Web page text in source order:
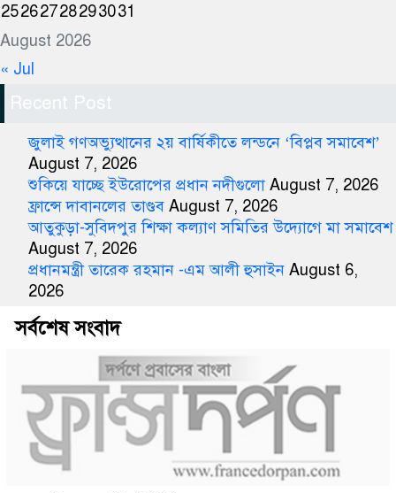
August 2026
25262728293031
« Jul
Recent Post
জুলাই গণঅভ্যুত্থানের ২য় বার্ষিকীতে লন্ডনে ‘বিপ্লব সমাবেশ’
August 7, 2026
শুকিয়ে যাচ্ছে ইউরোপের প্রধান নদীগুলো August 7, 2026
ফ্রান্সে দাবানলের তাণ্ডব August 7, 2026
আতুকুড়া-সুবিদপুর শিক্ষা কল্যাণ সমিতির উদ্যোগে মা সমাবেশ
August 7, 2026
প্রধানমন্ত্রী তারেক রহমান -এম আলী হুসাইন August 6,
2026
সর্বশেষ সংবাদ